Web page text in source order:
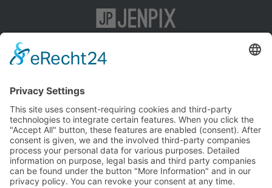
KI-SEO
SEO
Social-Media-Marketing
Agentur
Kontakt